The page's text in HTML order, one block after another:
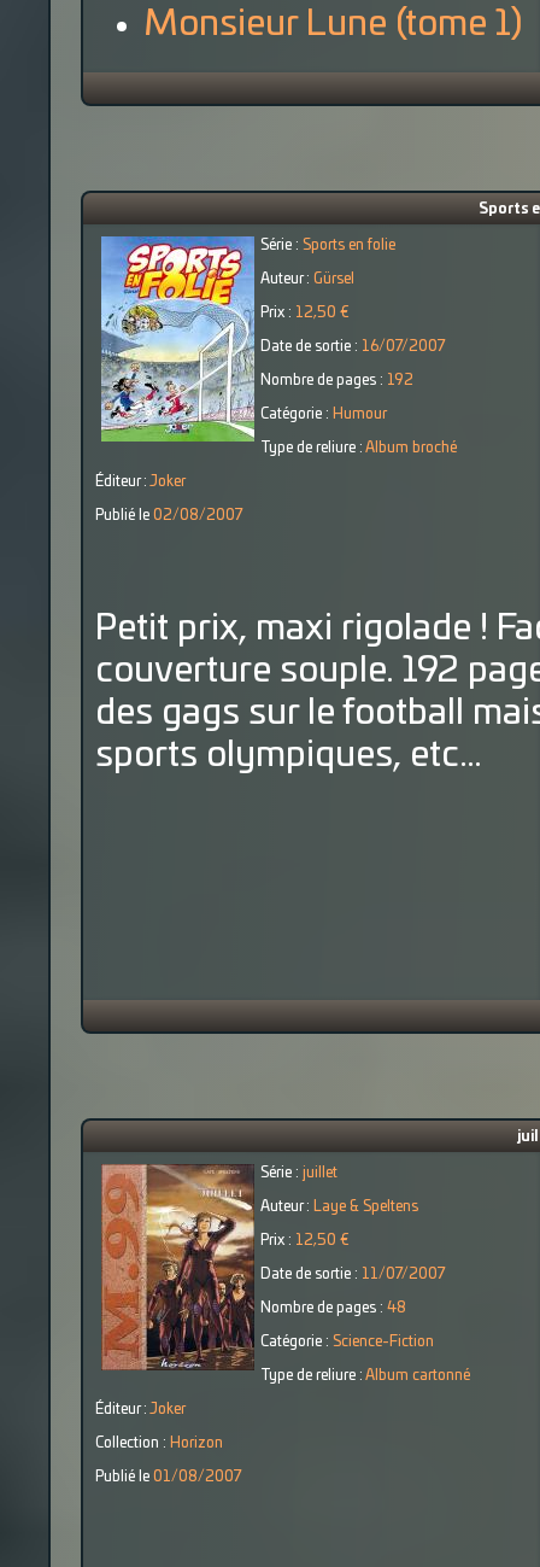
Monsieur Lune (tome 1)
Sports
Série : Sports en folie
Auteur : Gürsel
Prix : 12,50 €
Date de sortie : 16/07/2007
Nombre de pages : 192
Catégorie : Humour
Type de reliure : Album broché
Éditeur : Joker
Publié le 02/08/2007
Petit prix, maxi rigolade !
couverture souple. 192
des gags sur le football
sports olympiques, etc…
Série : juillet
Auteur : Laye & Speltens
Prix : 12,50 €
Date de sortie : 11/07/2007
Nombre de pages : 48
Catégorie : Science-Fiction
Type de reliure : Album cartonné
Éditeur : Joker
Collection : Horizon
Publié le 01/08/2007